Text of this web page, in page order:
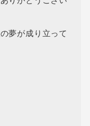
夢が成り立って